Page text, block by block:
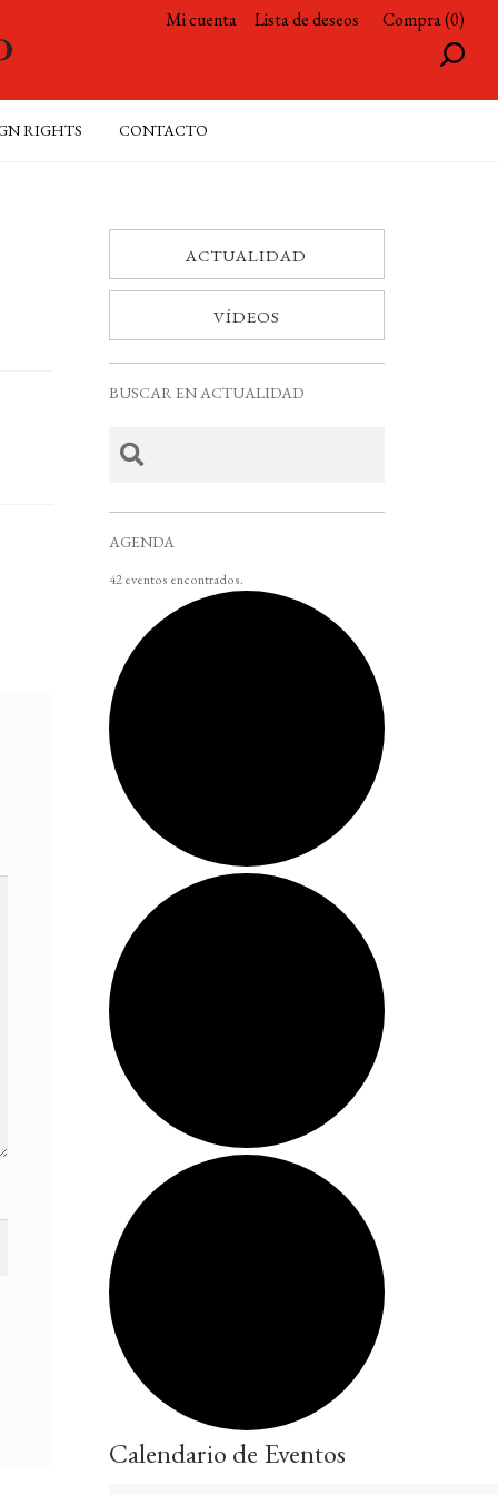
Mi cuenta Lista de deseos Compra (0)
RIGHTS CONTACTO
ACTUALIDAD
VÍDEOS
BUSCAR EN ACTUALIDAD
AGENDA
42 eventos encontrados.
Calendario de Eventos